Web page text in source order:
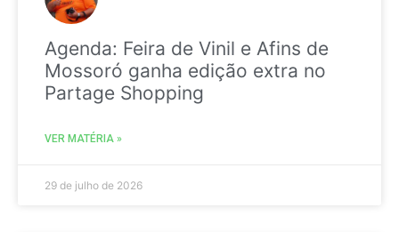
Agenda: Feira de Vinil e Afins de
Mossoró ganha edição extra no
Partage Shopping
VER MATÉRIA »
29 de julho de 2026